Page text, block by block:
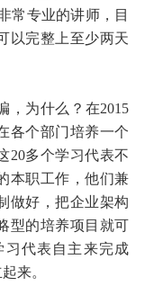
常专业的讲师，目
以完整上至少两天
为什么？在2015
各个部门培养一个
20多个学习代表不
本职工作，他们兼
做好，把企业架构
型的培养项目就可
习代表自主来完成
来。